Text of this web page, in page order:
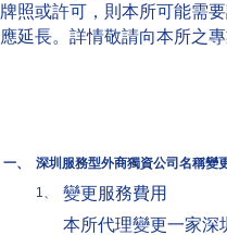
牌照或許可，則本所可能需
應延長。詳情敬請向本所之
一、
深圳服務型外商獨資公司名稱變
1、
變更服務費用
本所代理變更一家深